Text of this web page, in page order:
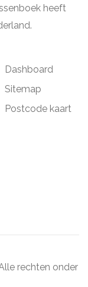
heeft
Dashboard
Sitemap
Postcode kaart
rechten onder